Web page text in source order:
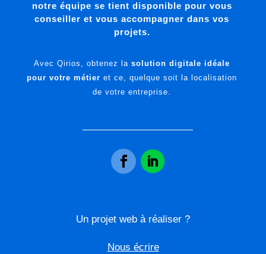
notre équipe se tient disponible pour vous
conseiller et vous accompagner dans vos
projets.
Avec Qirios, obtenez lasolution digitale idéale
pour votre métier et ce, quelque soit la localisation
de votre entreprise.
Un projet web à réaliser ?
Nous écrire